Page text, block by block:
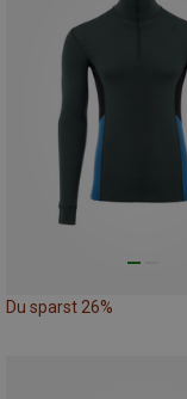
Du sparst 26%